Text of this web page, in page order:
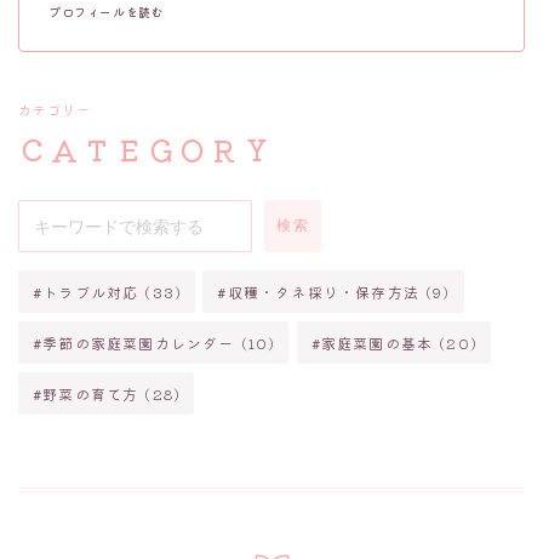
プロフィールを読む
カテゴリー
ＣＡＴＥＧＯＲＹ
検索
トラブル対応 (33) 収穫・タネ採り・保存方法 (9)
季節の家庭菜園カレンダー (10) 家庭菜園の基本 (20)
野菜の育て方 (28)